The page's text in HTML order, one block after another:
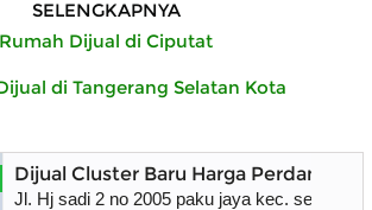
SELENGKAPNYA
Rumah Dijual di Ciputat
di Tangerang Selatan Kota
Dijual Cluster Baru Harga Perdana
Jl. Hj sadi 2 no 2005 paku jaya kec. serpong